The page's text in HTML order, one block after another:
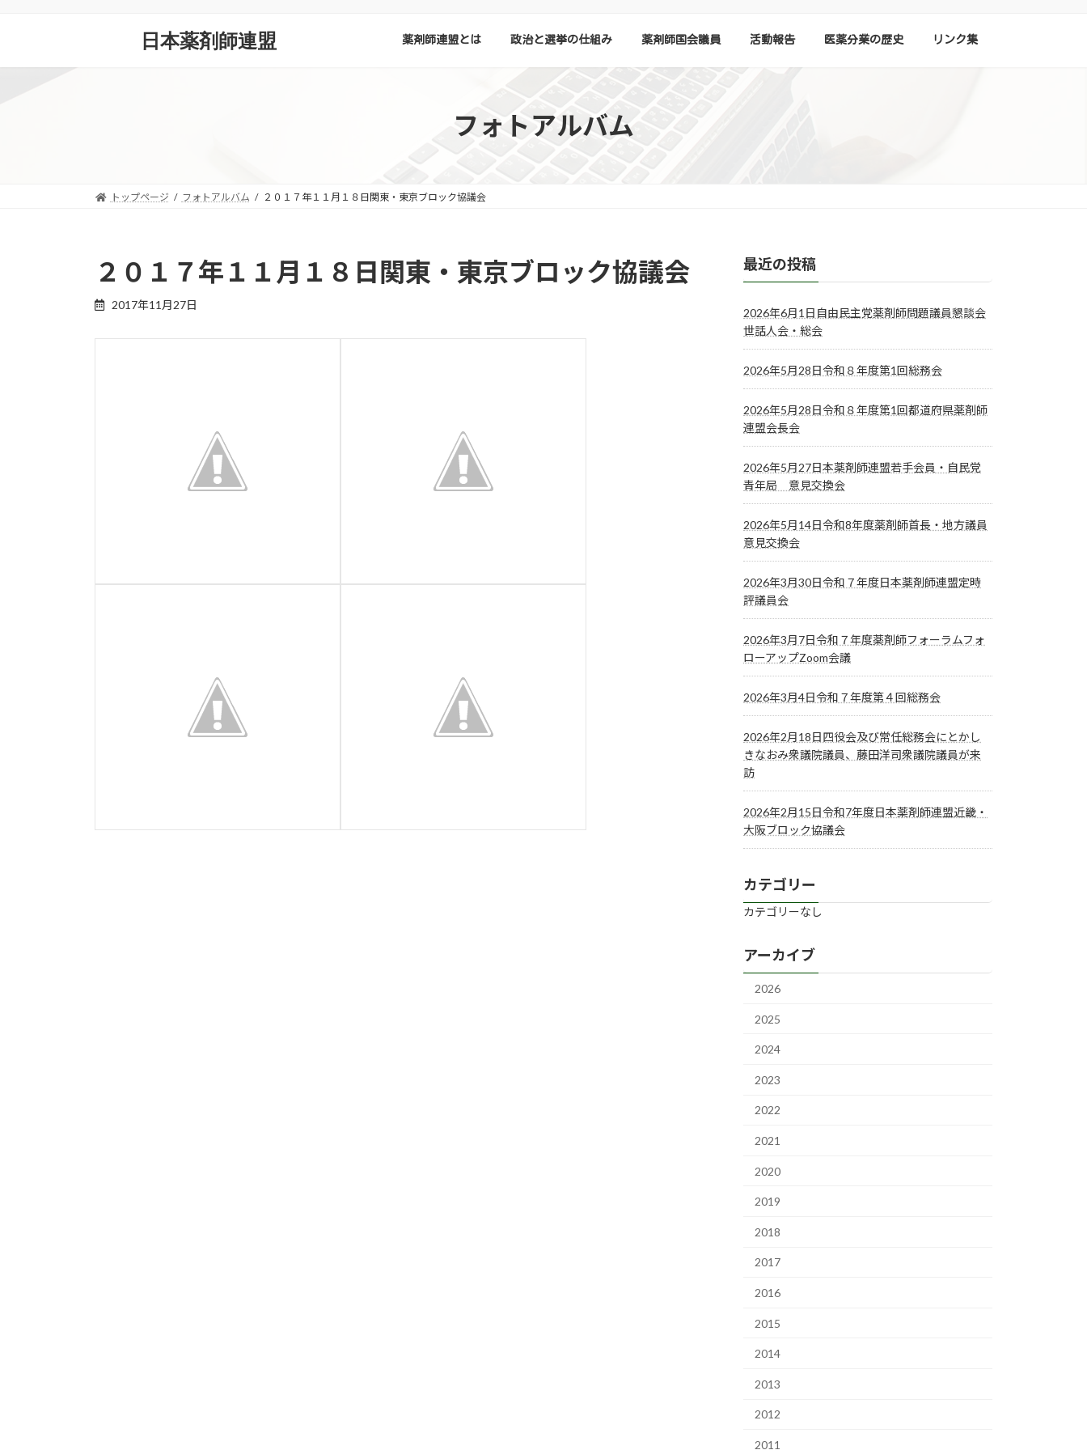
ン
ー
日本薬剤師連盟 薬剤師連盟とは 政治と選挙の仕組み 薬剤師国会議員 活動報告 医薬分業の歴史 リンク集
フォトアルバム
トップページ フォトアルバム ２０１７年１１月１８日関東・東京ブロック協議会
２０１７年１１月１８日関東・東京ブロック協議会
2017年11月27日
最近の投稿
2026年6月1日自由民主党薬剤師問題議員懇談会
世話人会・総会
2026年5月28日令和８年度第1回総務会
2026年5月28日令和８年度第1回都道府県薬剤師
連盟会長会
2026年5月27日本薬剤師連盟若手会員・自民党
青年局 意見交換会
2026年5月14日令和8年度薬剤師首長・地方議員
意見交換会
2026年3月30日令和７年度日本薬剤師連盟定時
評議員会
2026年3月7日令和７年度薬剤師フォーラムフォ
ローアップZoom会議
2026年3月4日令和７年度第４回総務会
2026年2月18日四役会及び常任総務会にとかし
きなおみ衆議院議員、藤田洋司衆議院議員が来
訪
2026年2月15日令和7年度日本薬剤師連盟近畿・
大阪ブロック協議会
カテゴリー
カテゴリーなし
アーカイブ
2026
2025
2024
2023
2022
2021
2020
2019
2018
2017
2016
2015
2014
2013
2012
2011